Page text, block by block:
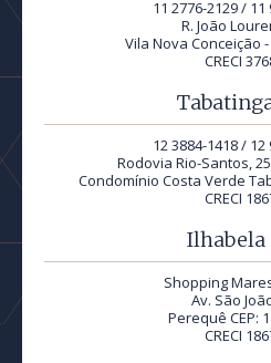
11 2776-2129 / 11
R. João
Vila Nova Conceição -
CRECI
12 3884-1418 / 12
Rodovia Rio-Santos,
Condomínio Costa Verde
CRECI
Ilhabela
Shopping
Av. São
Perequê CEP:
CRECI